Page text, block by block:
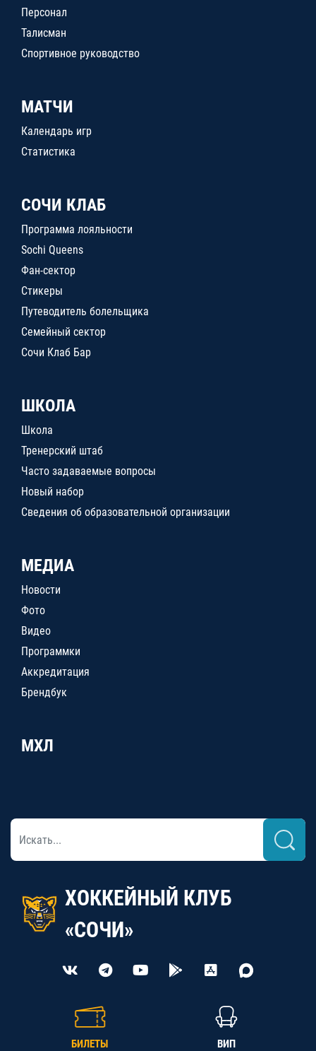
Персонал
Талисман
Спортивное руководство
МАТЧИ
Календарь игр
Статистика
СОЧИ КЛАБ
Программа лояльности
Sochi Queens
Фан-сектор
Стикеры
Путеводитель болельщика
Семейный сектор
Сочи Клаб Бар
ШКОЛА
Школа
Тренерский штаб
Часто задаваемые вопросы
Новый набор
Сведения об образовательной организации
МЕДИА
Новости
Фото
Видео
Программки
Аккредитация
Брендбук
МХЛ
ХОККЕЙНЫЙ КЛУБ
«СОЧИ»
БИЛЕТЫ ВИП